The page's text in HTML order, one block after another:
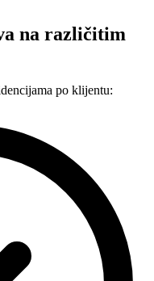
na različitim
po klijentu: